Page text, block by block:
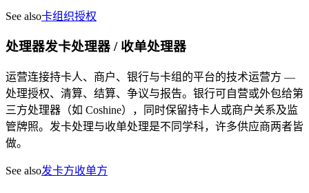
See also卡组织授权
处理器发卡处理器 / 收单处理器
运营连接持卡人、商户、银行与卡组的平台的技术运营方 —
处理授权、清算、结算、争议与报告。银行可自营或外包给第
三方处理器（如 Coshine），同时保留持卡人或商户关系及监
管牌照。发卡处理与收单处理是不同学科，许多供应商两者皆
做。
See also发卡方收单方